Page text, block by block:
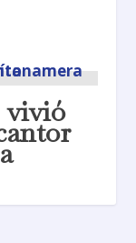
vivió